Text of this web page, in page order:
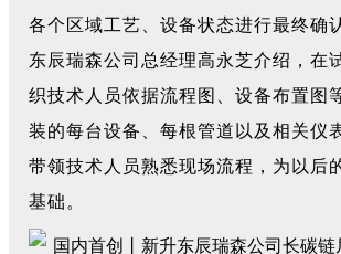
各个区域工艺、设备状态进行最终确
东辰瑞森公司总经理高永芝介绍，在
织技术人员依据流程图、设备布置图
装的每台设备、每根管道以及相关仪
带领技术人员熟悉现场流程，为以后
基础。